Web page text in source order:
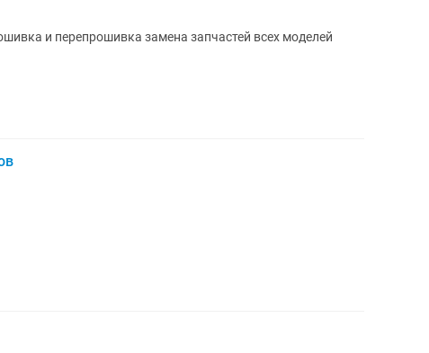
телефон замена стекла прошивка и перепрошивка замена запчастей всех моделей